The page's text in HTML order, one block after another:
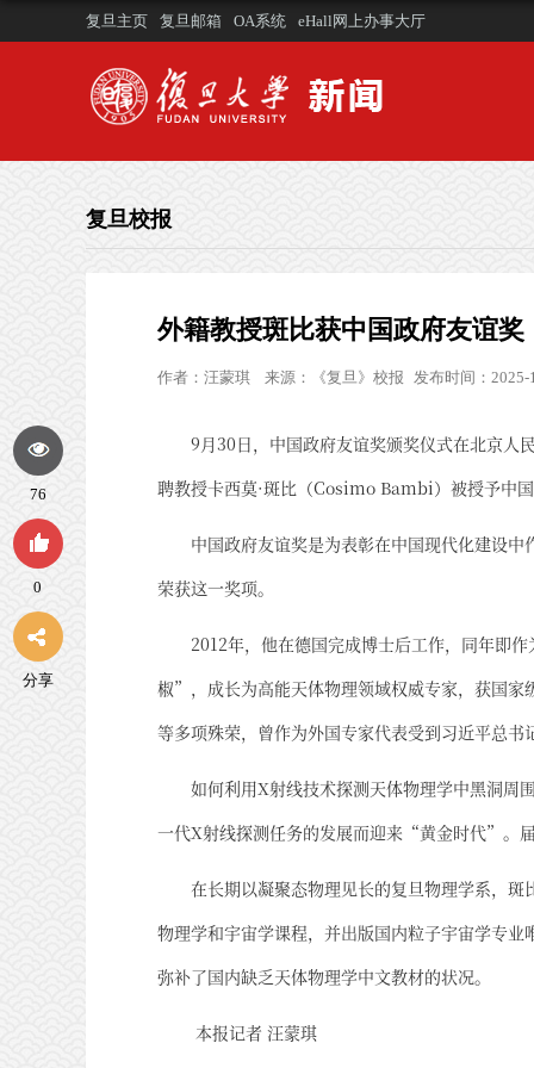
复旦主页 复旦邮箱 OA系统 eHall网上办事大厅
复旦校报
外籍教授斑比获中国政府友谊奖
作者： 汪蒙琪 来源： 《复旦》校报 发布时间：2025-
9月30日，中国政府友谊奖颁奖仪式在北京人
聘教授卡西莫·斑比（Cosimo Bambi）被授予中
中国政府友谊奖是为表彰在中国现代化建设
荣获这一奖项。
2012年，他在德国完成博士后工作，同年即
椒”，成长为高能天体物理领域权威专家，获国
等多项殊荣，曾作为外国专家代表受到习近平总书
如何利用X射线技术探测天体物理学中黑洞周
一代X射线探测任务的发展而迎来“黄金时代”。
在长期以凝聚态物理见长的复旦物理学系，
物理学和宇宙学课程，并出版国内粒子宇宙学专
弥补了国内缺乏天体物理学中文教材的状况。
本报记者 汪蒙琪
76
0
分享